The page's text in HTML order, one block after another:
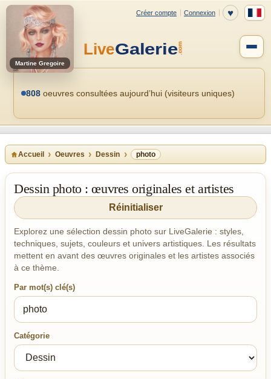
Martine Gregoire
808 oeuvres consultées aujourd’hui (visiteurs uniques)
Accueil Oeuvres Dessin photo
Dessin photo : œuvres originales et artistes
Réinitialiser
Explorez une sélection dessin photo sur LiveGalerie : styles,
techniques, sujets, couleurs et univers artistiques. Les résultats
mettent en avant des œuvres originales et les artistes associés
à ce thème.
Par mot(s) clé(s)
Catégorie